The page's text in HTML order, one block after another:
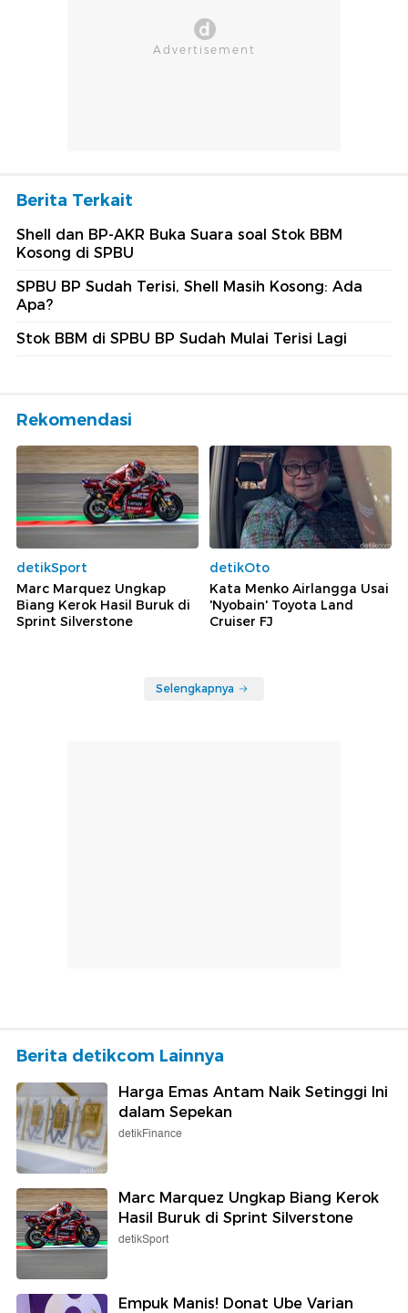
Berita Terkait
Shell dan BP-AKR Buka Suara soal Stok BBM
Kosong di SPBU
SPBU BP Sudah Terisi, Shell Masih Kosong: Ada
Apa?
Stok BBM di SPBU BP Sudah Mulai Terisi Lagi
Rekomendasi
detikSport
Marc Marquez Ungkap
Biang Kerok Hasil Buruk di
Sprint Silverstone
detikOto
Kata Menko Airlangga Usai
'Nyobain' Toyota Land
Cruiser FJ
Selengkapnya
Berita detikcom Lainnya
Harga Emas Antam Naik Setinggi Ini
dalam Sepekan
detikFinance
Marc Marquez Ungkap Biang Kerok
Hasil Buruk di Sprint Silverstone
detikSport
Empuk Manis! Donat Ube Varian